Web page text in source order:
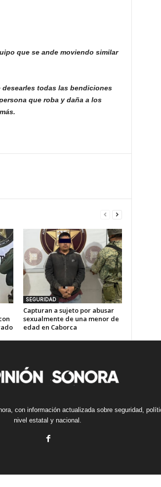
que se ande moviendo similar
todas las bendiciones
que roba y daña a los
SEGURIDAD
Capturan a sujeto por abusar
sexualmente de una menor de
edad en Caborca
con información actualizada sobre seguridad,
nivel estatal y nacional.